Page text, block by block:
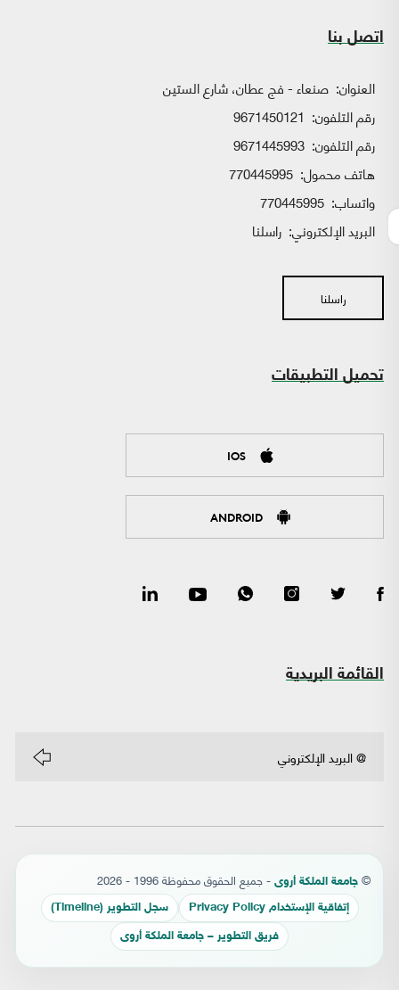
اتصل بنا
العنوان: صنعاء - فج عطان، شارع الستين
رقم التلفون: 9671450121
رقم التلفون: 9671445993
هاتف محمول: 770445995
واتساب:
البريد الإلكتروني: راسلنا
راسلنا
تحميل التطبيقات
IOS
ANDROID
القائمة البريدية
© جامعة الملكة أروى - جميع الحقوق محفوظة 1996 - 2026
إتفاقية الإستخدام Privacy Policy سجل التطوير (Timeline)
فريق التطوير – جامعة الملكة أروى